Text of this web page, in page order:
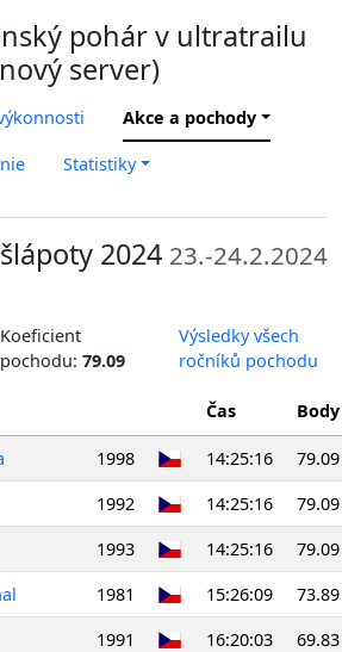
pohár v ultratrailu
server)
Akce a pochody
Statistiky
2024 23.-24.2.2024
Koeficient
pochodu:79.09
Výsledky všech
ročníků pochodu
Čas Body
1998 14:25:16
79.09
1992 14:25:16
79.09
1993 14:25:16
79.09
1981 15:26:09
73.89
1991 16:20:03
69.83